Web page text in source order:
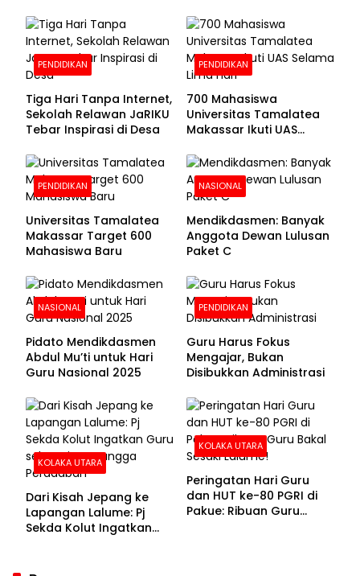
Pendaftaran Segera
Dibuka
PENDIDIKAN
Tiga Hari Tanpa Internet,
Sekolah Relawan JaRIKU
Tebar Inspirasi di Desa
PENDIDIKAN
700 Mahasiswa
Universitas Tamalatea
Makassar Ikuti UAS
PENDIDIKAN
Universitas Tamalatea
Makassar Target 600
Mahasiswa Baru
NASIONAL
Mendikdasmen: Banyak
Anggota Dewan Lulusan
Paket C
NASIONAL
Pidato Mendikdasmen
Abdul Mu’ti untuk Hari
Guru Nasional 2025
PENDIDIKAN
Guru Harus Fokus
Mengajar, Bukan
Disibukkan Administrasi
KOLAKA UTARA
Dari Kisah Jepang ke
Lapangan Lalume: Pj
Sekda Kolut Ingatkan
KOLAKA UTARA
Peringatan Hari Guru
dan HUT ke-80 PGRI di
Pakue: Ribuan Guru